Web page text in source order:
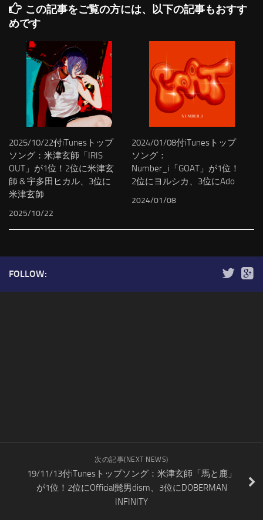
この記事をご覧の方には、以下の記事もおすす
めです
2025/10/22付iTunesトップ
ソング：米津玄師「IRIS
OUT」が1位！2位に米津玄
師 & 宇多田ヒカル、3位に
米津玄師
2025/10/22
2024/01/08付iTunesトップ
ソング：
Number_i「GOAT」が1位！
2位にヨルシカ、3位にAdo
2024/01/08
FOLLOW:
次の記事(NEXT NEWS)
19/11/13付iTunesトップソング：米津玄師「馬と鹿」
が1位！2位にOfficial髭男dism、3位にDOBERMAN
INFINITY